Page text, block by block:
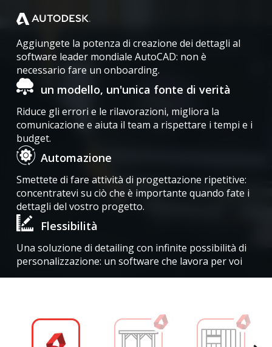
Aggiungete la potenza di creazione dei dettagli al
software leader mondiale AutoCAD: non è
necessario fare un onboarding.
un modello, un'unica fonte di verità
Riduce gli errori e le rilavorazioni, migliora la
comunicazione e aiuta il team a rispettare i tempi e i
budget.
Automazione
Smettete di fare attività di progettazione ripetitive:
concentratevi su ciò che è importante quando fate i
dettagli del vostro progetto.
Flessibilità
Una soluzione di detailing con infinite possibilità di
personalizzazione: un software che lavora per voi